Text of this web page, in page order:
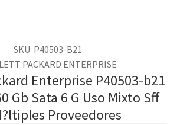
SKU: P40503-B21
PACKARD ENTERPRISE
Enterprise P40503-b21
Gb Sata 6 G Uso Mixto Sff
Proveedores